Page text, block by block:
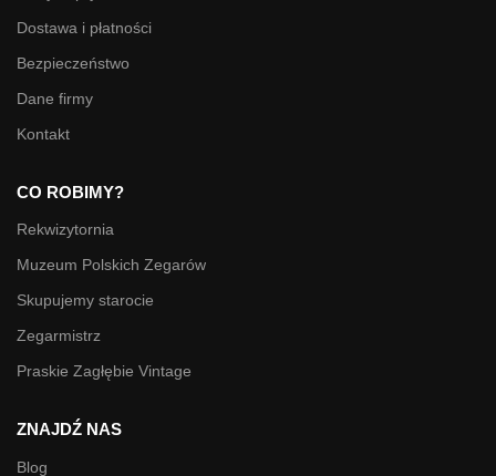
Dostawa i płatności
Bezpieczeństwo
Dane firmy
Kontakt
CO ROBIMY?
Rekwizytornia
Muzeum Polskich Zegarów
Skupujemy starocie
Zegarmistrz
Praskie Zagłębie Vintage
ZNAJDŹ NAS
Blog